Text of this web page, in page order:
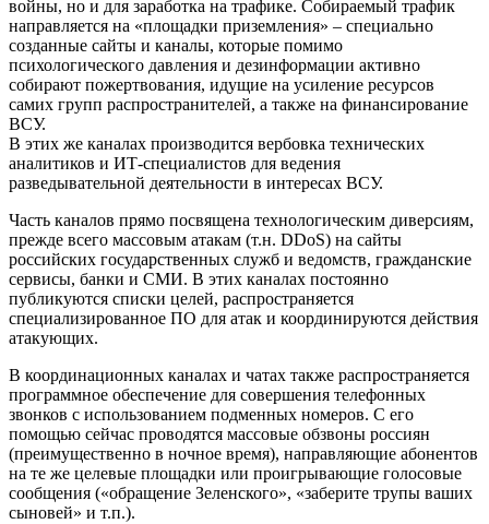
войны, но и для заработка на трафике. Собираемый трафик
направляется на «площадки приземления» – специально
созданные сайты и каналы, которые помимо
психологического давления и дезинформации активно
собирают пожертвования, идущие на усиление ресурсов
самих групп распространителей, а также на финансирование
ВСУ.
В этих же каналах производится вербовка технических
аналитиков и ИТ-специалистов для ведения
разведывательной деятельности в интересах ВСУ.
Часть каналов прямо посвящена технологическим диверсиям,
прежде всего массовым атакам (т.н. DDoS) на сайты
российских государственных служб и ведомств, гражданские
сервисы, банки и СМИ. В этих каналах постоянно
публикуются списки целей, распространяется
специализированное ПО для атак и координируются действия
атакующих.
В координационных каналах и чатах также распространяется
программное обеспечение для совершения телефонных
звонков с использованием подменных номеров. С его
помощью сейчас проводятся массовые обзвоны россиян
(преимущественно в ночное время), направляющие абонентов
на те же целевые площадки или проигрывающие голосовые
сообщения («обращение Зеленского», «заберите трупы ваших
сыновей» и т.п.).